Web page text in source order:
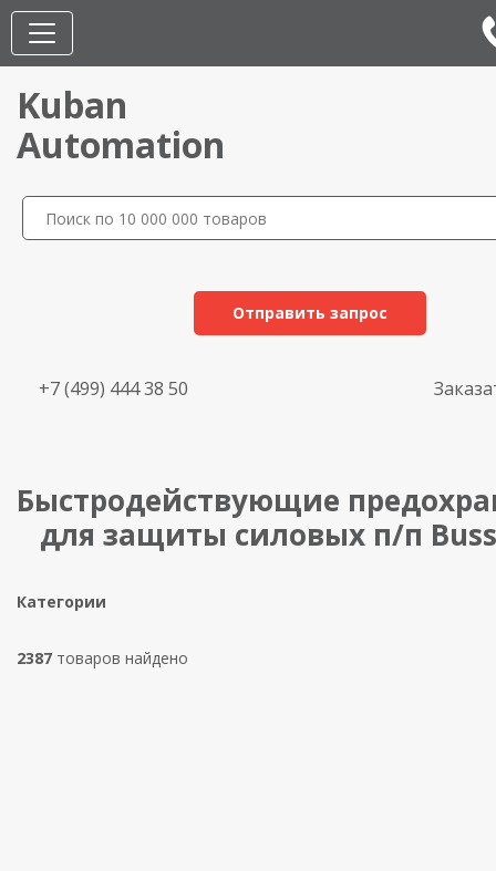
Kuban
Automation
Отправить запрос
+7 (499) 444 38 50
Быстродействующие
для защиты силовых п/п
Категории
2387 товаров найдено